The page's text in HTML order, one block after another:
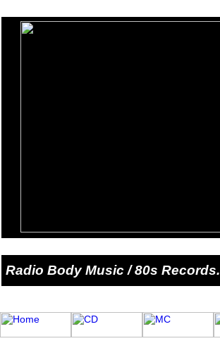
Radio Body Music / 80s Records.